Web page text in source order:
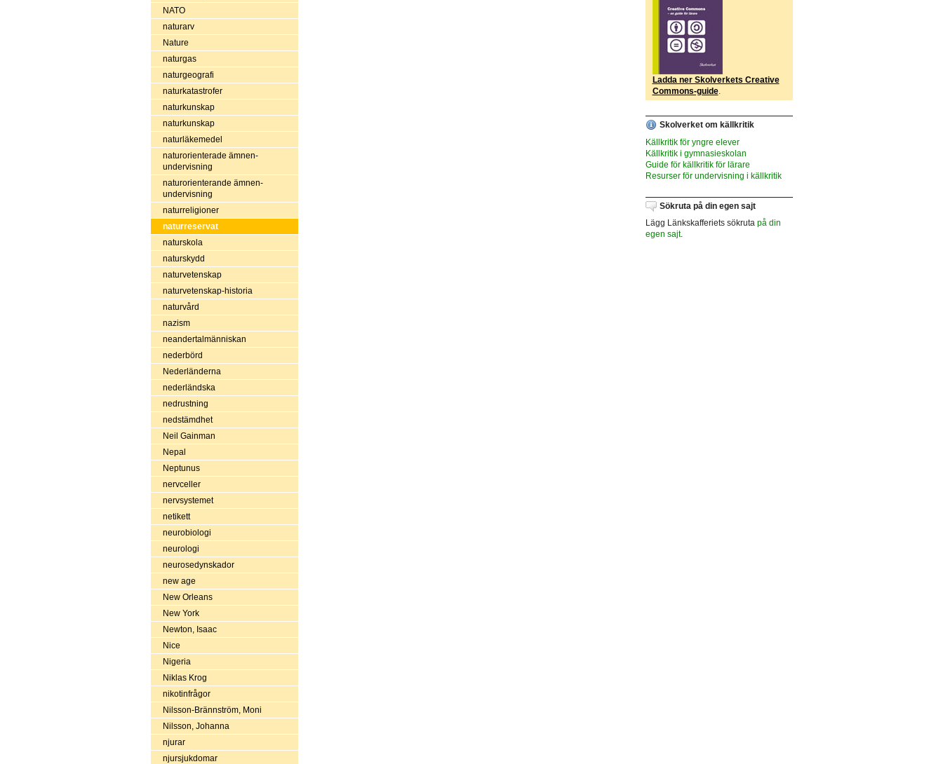
NATO
naturarv
Nature
naturgas
naturgeografi
naturkatastrofer
naturkunskap
naturkunskap
naturläkemedel
naturorienterade ämnen-
undervisning
naturorienterande ämnen-
undervisning
naturreligioner
naturreservat
naturskola
naturskydd
naturvetenskap
naturvetenskap-historia
naturvård
nazism
neandertalmänniskan
nederbörd
Nederländerna
nederländska
nedrustning
nedstämdhet
Neil Gainman
Nepal
Neptunus
nervceller
nervsystemet
netikett
neurobiologi
neurologi
neurosedynskador
new age
New Orleans
New York
Newton, Isaac
Nice
Nigeria
Niklas Krog
nikotinfrågor
Nilsson-Brännström, Moni
Nilsson, Johanna
njurar
njursjukdomar
Ladda ner Skolverkets Creative
Commons-guide.
Skolverket om källkritik
Källkritik för yngre elever
Källkritik i gymnasieskolan
Guide för källkritik för lärare
Resurser för undervisning i källkritik
Sökruta på din egen sajt
Lägg Länkskafferiets sökruta på din
egen sajt.